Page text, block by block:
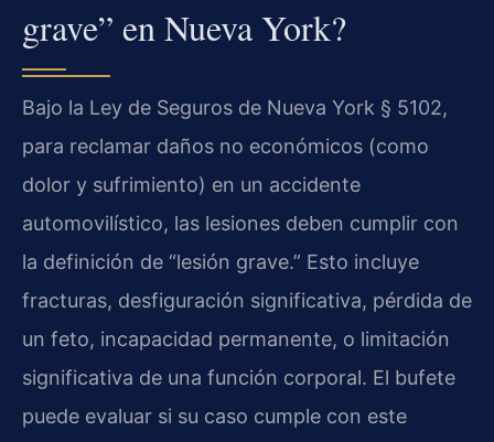
grave” en Nueva York?
Bajo la Ley de Seguros de Nueva York § 5102,
para reclamar daños no económicos (como
dolor y sufrimiento) en un accidente
automovilístico, las lesiones deben cumplir con
la definición de “lesión grave.” Esto incluye
fracturas, desfiguración significativa, pérdida de
un feto, incapacidad permanente, o limitación
significativa de una función corporal. El bufete
puede evaluar si su caso cumple con este